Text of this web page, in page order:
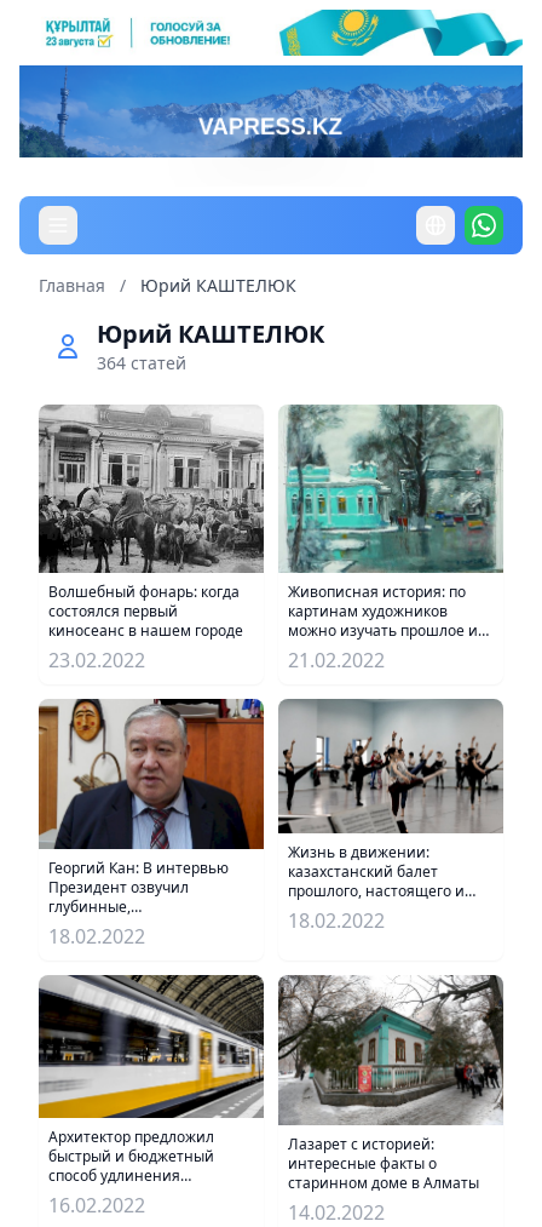
Главная / Юрий КАШТЕЛЮК
Юрий КАШТЕЛЮК
364 статей
Волшебный фонарь: когда
состоялся первый
киносеанс в нашем городе
23.02.2022
Живописная история: по
картинам художников
можно изучать прошлое и
настоящее Алматы
21.02.2022
Георгий Кан: В интервью
Президент озвучил
глубинные,
фундаментальные вещи
18.02.2022
Жизнь в движении:
казахстанский балет
прошлого, настоящего и
будущего
18.02.2022
Архитектор предложил
быстрый и бюджетный
способ удлинения
Алматинского метро
16.02.2022
Лазарет с историей:
интересные факты о
старинном доме в Алматы
14.02.2022